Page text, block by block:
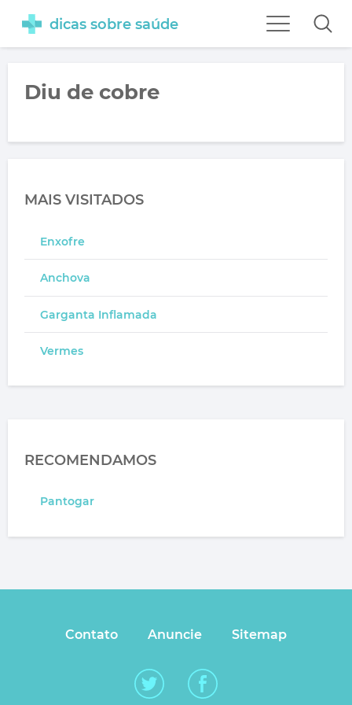
dicas sobre saúde
Diu de cobre
MAIS VISITADOS
Enxofre
Anchova
Garganta Inflamada
Vermes
RECOMENDAMOS
Pantogar
Contato Anuncie Sitemap